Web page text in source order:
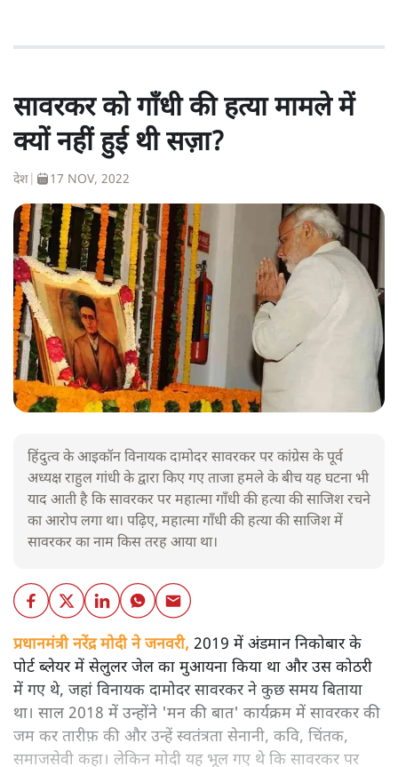
सावरकर को गाँधी की हत्या मामले में
क्यों नहीं हुई थी सज़ा?
देश 17 NOV, 2022
हिंदुत्व के आइकॉन विनायक दामोदर सावरकर पर कांग्रेस के पूर्व
अध्यक्ष राहुल गांधी के द्वारा किए गए ताजा हमले के बीच यह घटना भी
याद आती है कि सावरकर पर महात्मा गाँधी की हत्या की साजिश रचने
का आरोप लगा था। पढ़िए, महात्मा गाँधी की हत्या की साजिश में
सावरकर का नाम किस तरह आया था।
प्रधानमंत्री नरेंद्र मोदी ने जनवरी, 2019 में अंडमान निकोबार के
पोर्ट ब्लेयर में सेलुलर जेल का मुआयना किया था और उस कोठरी
में गए थे, जहां विनायक दामोदर सावरकर ने कुछ समय बिताया
था। साल 2018 में उन्होंने 'मन की बात' कार्यक्रम में सावरकर की
जम कर तारीफ़ की और उन्हें स्वतंत्रता सेनानी, कवि, चिंतक,
समाजसेवी कहा। लेकिन मोदी यह भूल गए थे कि सावरकर पर